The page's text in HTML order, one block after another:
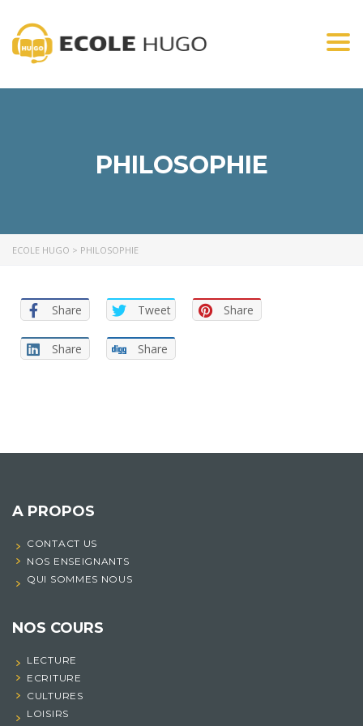
PHILOSOPHIE
ECOLE HUGO > PHILOSOPHIE
Share Tweet Share
Share Share
A PROPOS
CONTACT US
NOS ENSEIGNANTS
QUI SOMMES NOUS
NOS COURS
LECTURE
ECRITURE
CULTURES
LOISIRS